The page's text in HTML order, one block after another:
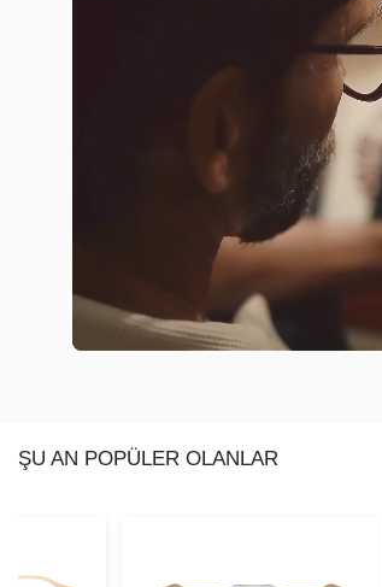
ŞU AN POPÜLER OLANLAR